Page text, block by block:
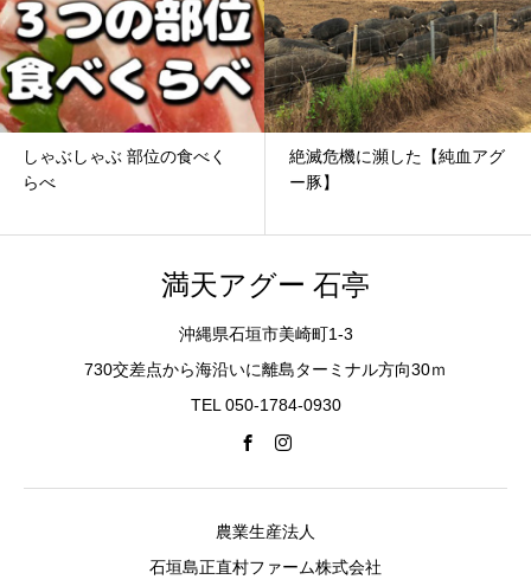
しゃぶしゃぶ 部位の食べく
らべ
絶滅危機に瀕した【純血アグ
ー豚】
満天アグー 石亭
沖縄県石垣市美崎町1-3
730交差点から海沿いに離島ターミナル方向30ｍ
TEL 050-1784-0930
農業生産法人
石垣島正直村ファーム株式会社